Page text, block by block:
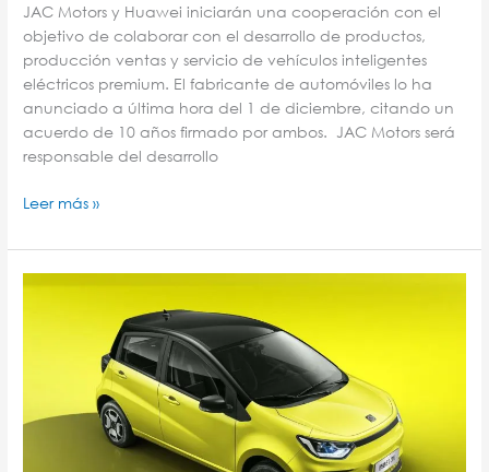
JAC Motors y Huawei iniciarán una cooperación con el
objetivo de colaborar con el desarrollo de productos,
producción ventas y servicio de vehículos inteligentes
eléctricos premium. El fabricante de automóviles lo ha
anunciado a última hora del 1 de diciembre, citando un
acuerdo de 10 años firmado por ambos. JAC Motors será
responsable del desarrollo
Leer más »
México.